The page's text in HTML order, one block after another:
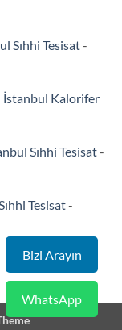
Sıhhi Tesisat-
İstanbul Kalorifer
Sıhhi Tesisat-
Tesisat-
Bizi Arayın
WhatsApp